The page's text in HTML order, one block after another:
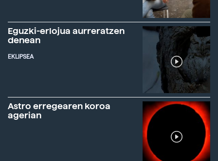
Eguzki-erlojua aurreratzen
denean
EKLIPSEA
Astro erregearen koroa
agerian